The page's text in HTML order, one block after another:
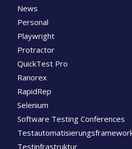
News
Personal
Playwright
Protractor
QuickTest Pro
Ranorex
RapidRep
Selenium
Software Testing Conferences
Testinfrastruktur